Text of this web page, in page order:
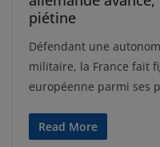
piétine
Défendant une
militaire, la France fait
européenne parmi ses
Read More